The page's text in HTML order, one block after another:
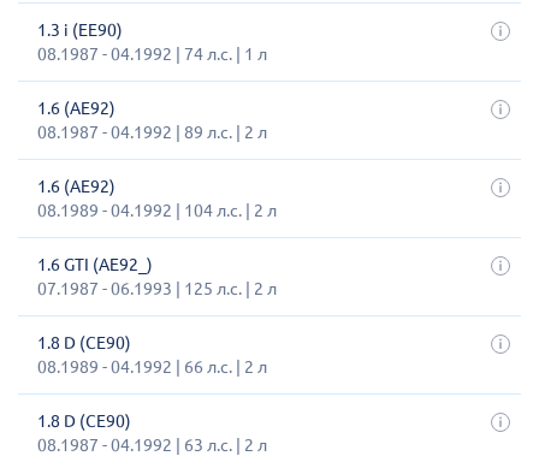
1.3 i (EE90)
08.1987 - 04.1992 | 74 л.с. | 1 л
1.6 (AE92)
08.1987 - 04.1992 | 89 л.с. | 2 л
1.6 (AE92)
08.1989 - 04.1992 | 104 л.с. | 2 л
1.6 GTI (AE92_)
07.1987 - 06.1993 | 125 л.с. | 2 л
1.8 D (CE90)
08.1989 - 04.1992 | 66 л.с. | 2 л
1.8 D (CE90)
08.1987 - 04.1992 | 63 л.с. | 2 л